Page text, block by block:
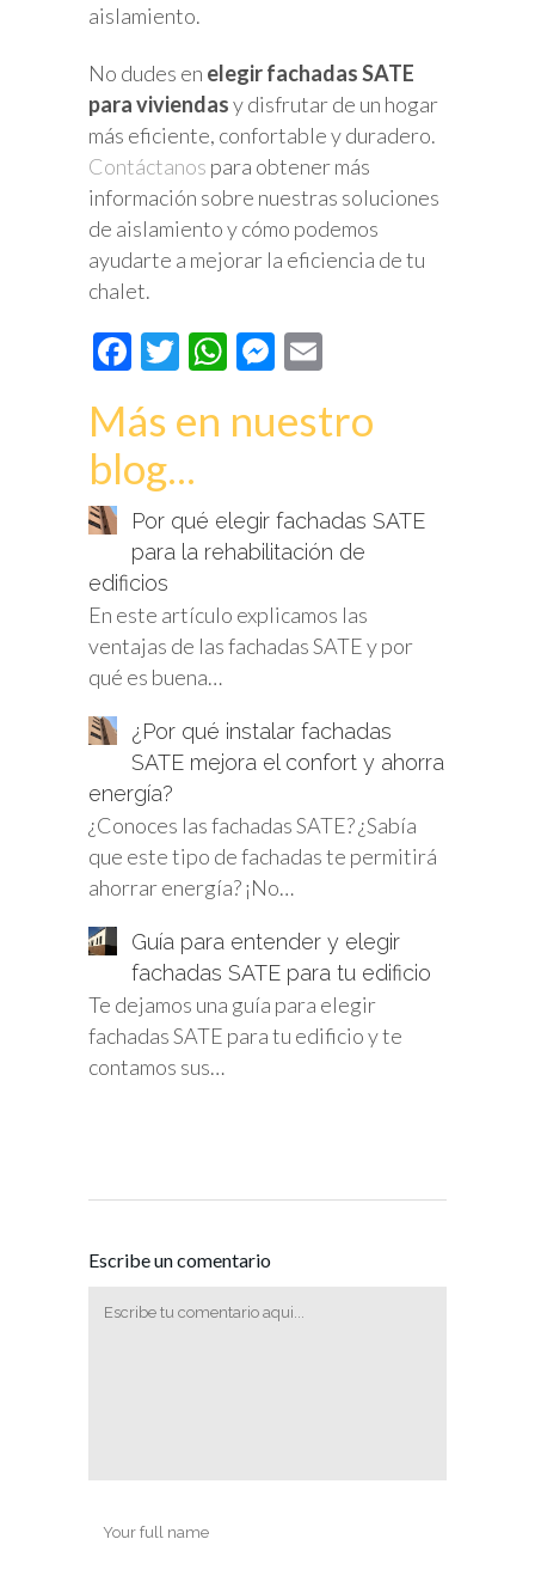
aislamiento.
No dudes en elegir fachadas SATE
para viviendasy disfrutar de un hogar
más eficiente, confortable y duradero.
Contáctanos para obtener más
información sobre nuestras soluciones
de aislamiento y cómo podemos
ayudarte a mejorar la eficiencia de tu
chalet.
Facebook
Twitter
WhatsApp
Messenger
Más en nuestro
blog...
Por qué elegir fachadas SATE
para la rehabilitación de
edificios
En este artículo explicamos las
ventajas de las fachadas SATE y por
qué es buena…
¿Por qué instalar fachadas
SATE mejora el confort y ahorra
energía?
¿Conoces las fachadas SATE? ¿Sabía
que este tipo de fachadas te permitirá
ahorrar energía? ¡No…
Guía para entender y elegir
fachadas SATE para tu edificio
Te dejamos una guía para elegir
fachadas SATE para tu edificio y te
contamos sus…
Escribe un comentario